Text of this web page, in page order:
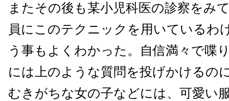
またその後も某小児科医の診察をみ
員にこのテクニックを用いているわ
う事もよくわかった。自信満々で喋
には上のような質問を投げかけるの
むきがちな女の子などには、可愛い